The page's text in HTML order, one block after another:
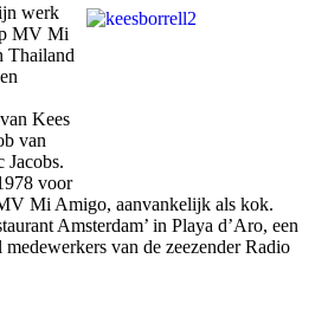
werk
MV Mi
Thailand
Kees
van
Jacobs.
voor
Mi Amigo, aanvankelijk als kok.
Amsterdam’ in Playa d’Aro, een
van de zeezender Radio